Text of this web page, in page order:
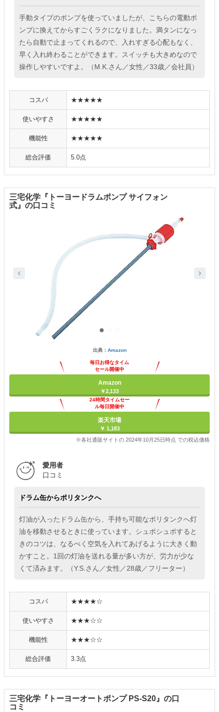
手動タイプのポンプを使っていましたが、こちらの電動ポ
ンプに換えてからすごくラクになりました。満タンになっ
たら自動で止まってくれるので、入れすぎる心配もなく、
早く入れ終わることができます。スイッチも大きめなので
操作しやすいですよ。（M.K.さん／女性／33歳／会社員）
コスパ ★★★★★
使いやすさ ★★★★★
機能性 ★★★★★
総合評価 5.0点
三宅化学『トーヨードラムポンプ サイフォン
式』の口コミ
出典： Amazon
毎日お得なタイム
セール開催中
Amazon
￥2,133
24時間タイムセー
ル毎日開催中
楽天市場
￥ 1,183
※各社通販サイトの 2024年10月25日時点 での税込価格
愛用者
口コミ
ドラム缶からポリタンクへ
灯油が入ったドラム缶から、手持ち可能なポリタンクへ灯
油を移動させるときに使っています。シュポシュポすると
きのコツは、なるべく空気を入れてあげるように大きく動
かすこと。1回の灯油を送れる量が多い方が、労力が少な
くて済みます。（Y.S.さん／女性／28歳／フリーター）
コスパ ★★★★☆
使いやすさ ★★★☆☆
機能性 ★★★☆☆
総合評価 3.3点
三宅化学『トーヨーオートポンプ PS-S20』の口
コミ